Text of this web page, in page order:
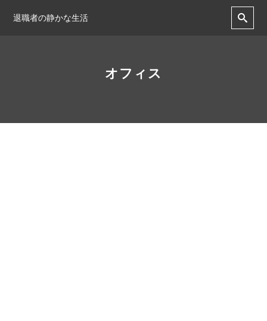
退職者の静かな生活
オフィス